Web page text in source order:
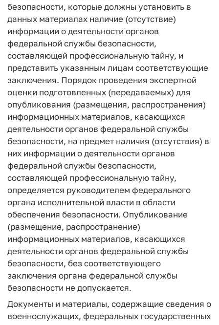
безопасности, которые должны установить в
данных материалах наличие (отсутствие)
информации о деятельности органов
федеральной службы безопасности,
составляющей профессиональную тайну, и
представить указанным лицам соответствующие
заключения. Порядок проведения экспертной
оценки подготовленных (передаваемых) для
опубликования (размещения, распространения)
информационных материалов, касающихся
деятельности органов федеральной службы
безопасности, на предмет наличия (отсутствия) в
них информации о деятельности органов
федеральной службы безопасности,
составляющей профессиональную тайну,
определяется руководителем федерального
органа исполнительной власти в области
обеспечения безопасности. Опубликование
(размещение, распространение)
информационных материалов, касающихся
деятельности органов федеральной службы
безопасности, без соответствующего
заключения органа федеральной службы
безопасности не допускается.
Документы и материалы, содержащие сведения о
военнослужащих, федеральных государственных